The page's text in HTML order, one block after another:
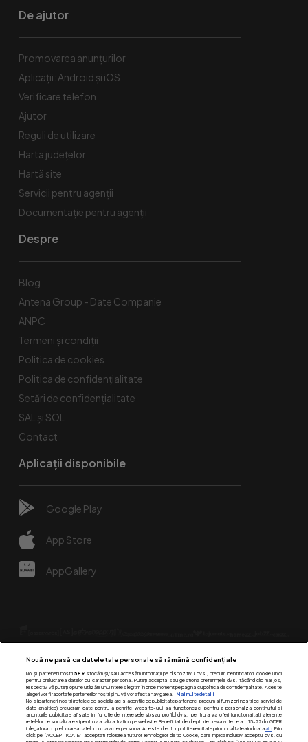
De ajutor
Promovarea anunțurilor
Aplicații: Android și iOS
Verificare telefon
Ajutor
Reguli de utilizare
Harta județelor
Hartă site
Servicii pentru agenții
Documentație pentru agenții
Despre
Blog
Antena Group - Date Companie
ANPC
Termeni și condiții
Politica de cookies
Politica de confidențialitate
Setări de confidențialitate
SAL și SOL
Contact
Aplicații disponibile
Google Play
App Store
AppGallery
Urmărește-ne pe:
Nouă ne pasă ca datele tale personale să rămână confidențiale
Noi și partenerii noștri 589stocăm și/sau accesăm informații pe dispozitivul dvs., precum identificatorii cookie unici
pentru prelucrarea datelor cu caracter personal. Puteți accepta sau gestiona preferințele dvs. făcând clic mai jos,
respectiv vă puteți opune utilizării unui interes legitim în orice moment pe pagina cu politica de confidențialitate. Aceste
alegeri vor fi raportate partenerilor noștri și nu vă vor afecta navigarea.
Mai multe detalii
Noi si partenerii nostri (retelele de socializare si agentiile de publicitate partenere, precum si furnizorii nostri de servicii de
date analitice) prelucram date pentru a permite website-ului sa functioneze, pentru a personaliza continutul si
anunturile publicitare afisate in functie de interesele si/sau profilul dvs., pentru a va oferi functionalitati aferente
retelelor de socializare si pentru a analiza traficul pe website. Beneficiati de drepturile prevazute de art. 15-22 din GDPR
in legatura cu prelucrarea datelor cu caracter personal. Aceste drepturi pot fi exercitate prin modalitatea indicataaici. Prin
click pe “ACCEPT TOATE”, acceptati folosirea tuturor Tehnologiilor de tip Cookie, care implica inclusiv acceptul dvs. cu